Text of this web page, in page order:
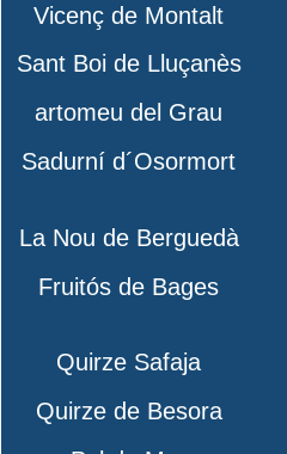
Vicenç de Montalt
Sant Boi de Lluçanès
artomeu del Grau
Sadurní d´Osormort
La Nou de Berguedà
Fruitós de Bages
Quirze Safaja
Quirze de Besora